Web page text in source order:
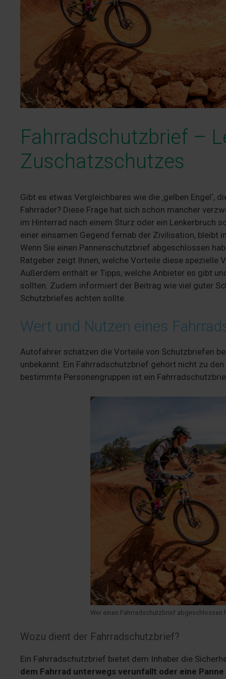
Fahrradschutzbrief –
Zuschatzschutzes
Gibt es etwas Vergleichbares wie die ‚gelben Engel‘,
Fahrräder? Diese Frage hat sich schon mancher
im Hinterrad nach einem Sturz oder ein Lenkerbruch
einer einsamen Gegend fernab der Zivilisation, bleibt
Wenn Sie einen Pannenschutzbrief abgeschlossen
Ratgeber zeigt Ihnen, welche Vorteile diese spezielle
Außerdem enthält er Tipps, welche Anbieter es gibt
sollten. Zudem informiert der Beitrag wie viel guter
Schutzbriefes achten sollte.
Wert und Nutzen eines
Autofahrer schätzen die Vorteile von Schutzbriefen
unbekannt. Ein Fahrradschutzbrief gehört nicht zu
bestimmte Personengruppen ist ein
Wer einen Fahrradschutzbrief
Wozu dient der Fahrradschutzbrief?
Ein Fahrradschutzbrief bietet dem Inhaber die
dem Fahrrad unterwegs verunfallt oder eine Panne